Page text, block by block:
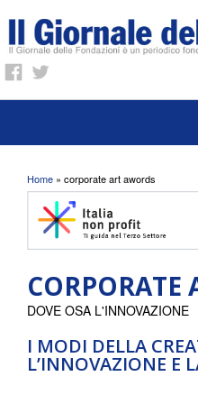
Tu sei qui
Home » corporate art awords
CORPORATE
I MODI DELLA
L’INNOVAZIONE E
DOVE OSA L'INNOVAZIONE